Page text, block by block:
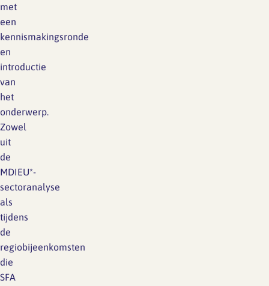
met
een
kennismakingsronde
en
introductie
van
het
onderwerp.
Zowel
uit
de
MDIEU*-
sectoranalyse
als
tijdens
de
regiobijeenkomsten
die
SFA